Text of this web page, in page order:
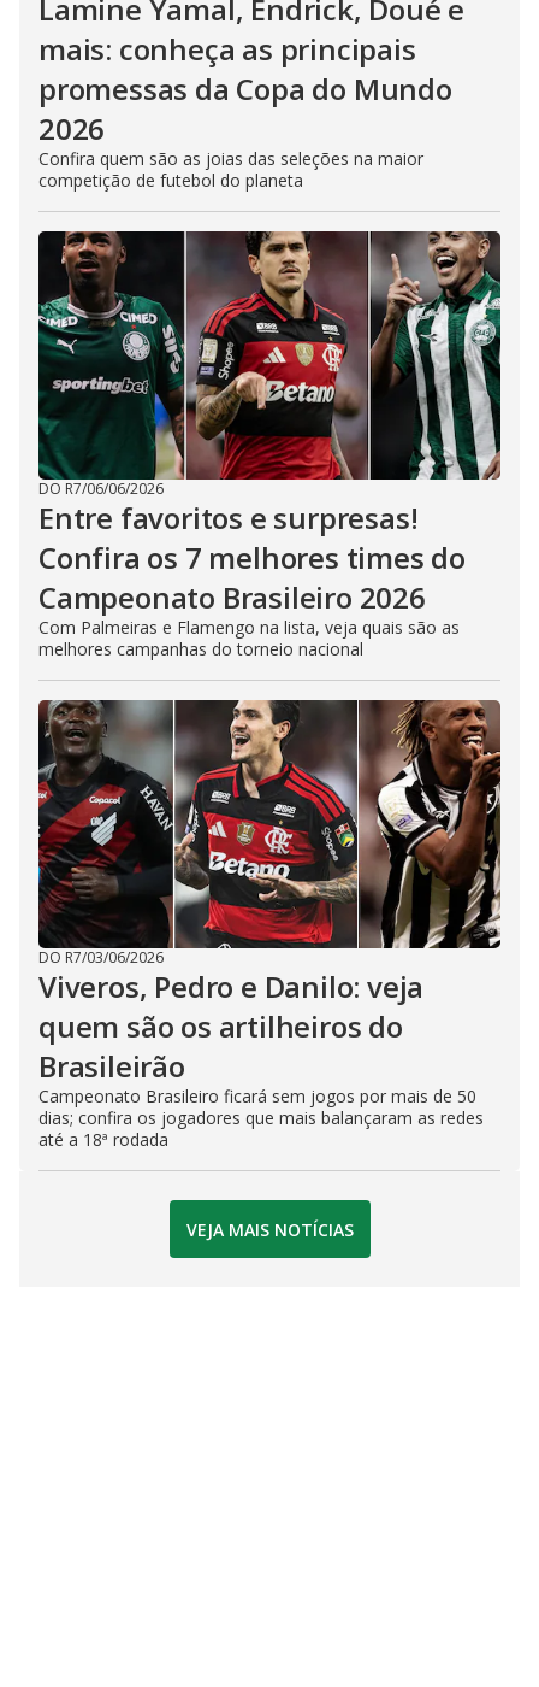
Lamine Yamal, Endrick, Doué e
mais: conheça as principais
promessas da Copa do Mundo
2026
Confira quem são as joias das seleções na maior
competição de futebol do planeta
DO R7/06/06/2026
Entre favoritos e surpresas!
Confira os 7 melhores times do
Campeonato Brasileiro 2026
Com Palmeiras e Flamengo na lista, veja quais são as
melhores campanhas do torneio nacional
DO R7/03/06/2026
Viveros, Pedro e Danilo: veja
quem são os artilheiros do
Brasileirão
Campeonato Brasileiro ficará sem jogos por mais de 50
dias; confira os jogadores que mais balançaram as redes
até a 18ª rodada
VEJA MAIS NOTÍCIAS